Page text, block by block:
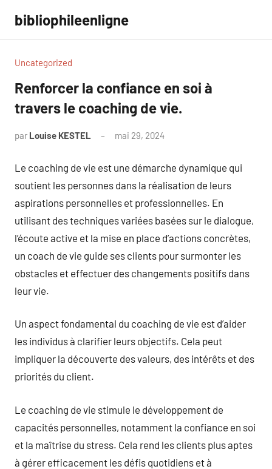
contenu
bibliophileenligne
Uncategorized
Renforcer la confiance en soi à
travers le coaching de vie.
par Louise KESTEL mai 29, 2024
Le coaching de vie est une démarche dynamique qui
soutient les personnes dans la réalisation de leurs
aspirations personnelles et professionnelles. En
utilisant des techniques variées basées sur le dialogue,
l’écoute active et la mise en place d’actions concrètes,
un coach de vie guide ses clients pour surmonter les
obstacles et effectuer des changements positifs dans
leur vie.
Un aspect fondamental du coaching de vie est d’aider
les individus à clarifier leurs objectifs. Cela peut
impliquer la découverte des valeurs, des intérêts et des
priorités du client.
Le coaching de vie stimule le développement de
capacités personnelles, notamment la confiance en soi
et la maîtrise du stress. Cela rend les clients plus aptes
à gérer efficacement les défis quotidiens et à